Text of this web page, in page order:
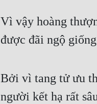
Vì vậy hoàng
được đãi ngộ
Bởi vì tang tử ưu
người kết hạ rất